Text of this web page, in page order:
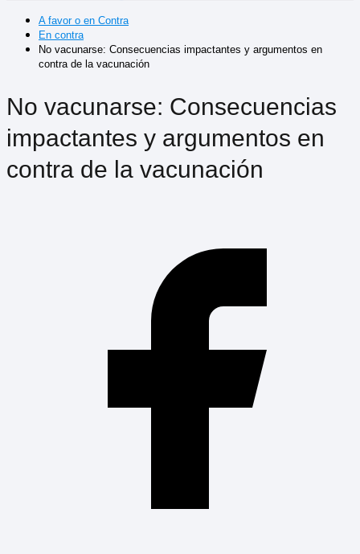
A favor o en Contra
En contra
No vacunarse: Consecuencias impactantes y argumentos en
contra de la vacunación
No vacunarse: Consecuencias
impactantes y argumentos en
contra de la vacunación